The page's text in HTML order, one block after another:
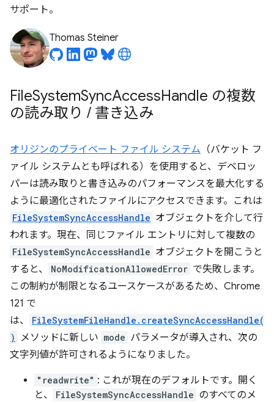
サポート。
Thomas Steiner
FileSystemSyncAccessHandle の複数
の読み取り / 書き込み
オリジンのプライベート ファイル システム （バケット フ
ァイル システムとも呼ばれる）を使用すると、デベロッ
パーは読み取りと書き込みのパフォーマンスを最大化する
ように最適化されたファイルにアクセスできます。これは
FileSystemSyncAccessHandle オブジェクトを介して行
われます。現在、同じファイル エントリに対して複数の
FileSystemSyncAccessHandle オブジェクトを開こうと
すると、
NoModificationAllowedError で失敗します。
この制約が制限となるユースケースがあるため、Chrome
121 で
は、
FileSystemFileHandle.createSyncAccessHandle(
)
メソッドに新しい mode パラメータが導入され、次の
文字列値が許可されるようになりました。
"readwrite" : これが現在のデフォルトです。開く
と、
FileSystemSyncAccessHandle のすべてのメ